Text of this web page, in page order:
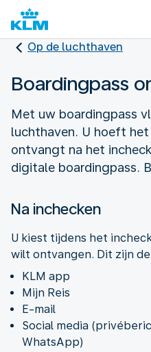
Op de luchthaven
Boardingpass
Met uw boardingpass
luchthaven. U hoeft
ontvangt na het
digitale boardingpass.
Na inchecken
U kiest tijdens het
wilt ontvangen. Dit zijn
KLM app
Mijn Reis
E-mail
Social media
WhatsApp)